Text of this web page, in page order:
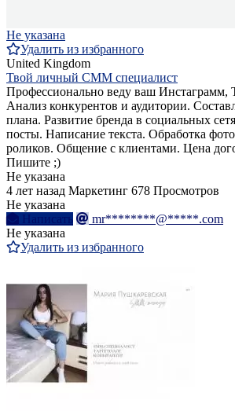
Не указана
Удалить из избранного
United Kingdom
Твой личный СММ специалист
Профессионально веду ваш Инстаграмм,
Анализ конкурентов и аудитории.
плана. Развитие бренда в социальных
посты. Написание текста. Обработка
роликов. Общение с клиентами. Цена
Пишите ;)
Не указана
4 лет назад Маркетинг 678 Просмотров
Не указана
Написать
mr********@*****.com
Не указана
Удалить из избранного